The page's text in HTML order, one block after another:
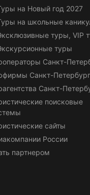
на Новый год 2027
на школьные
туры, VIP
туры
Санкт-
Санкт-
Санкт-
поисковые
сайты
России
партнером